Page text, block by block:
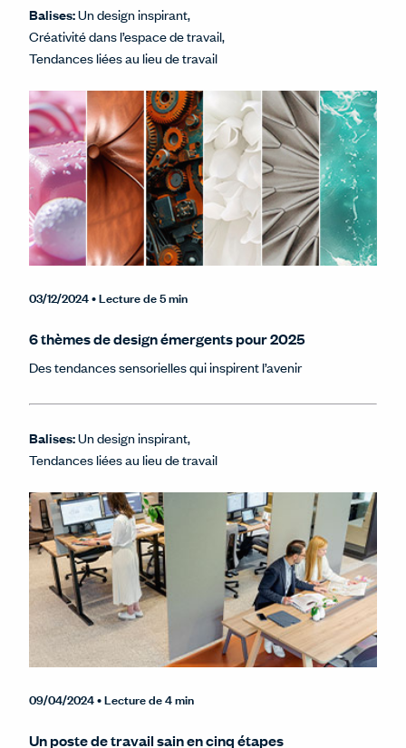
Balises:Un design inspirant
Créativité dans l’espace de travail
Tendances liées au lieu de travail
03/12/2024• Lecture de 5 min
6 thèmes de design émergents pour 2025
Des tendances sensorielles qui inspirent l’avenir
Balises:Un design inspirant
Tendances liées au lieu de travail
09/04/2024• Lecture de 4 min
Un poste de travail sain en cinq étapes